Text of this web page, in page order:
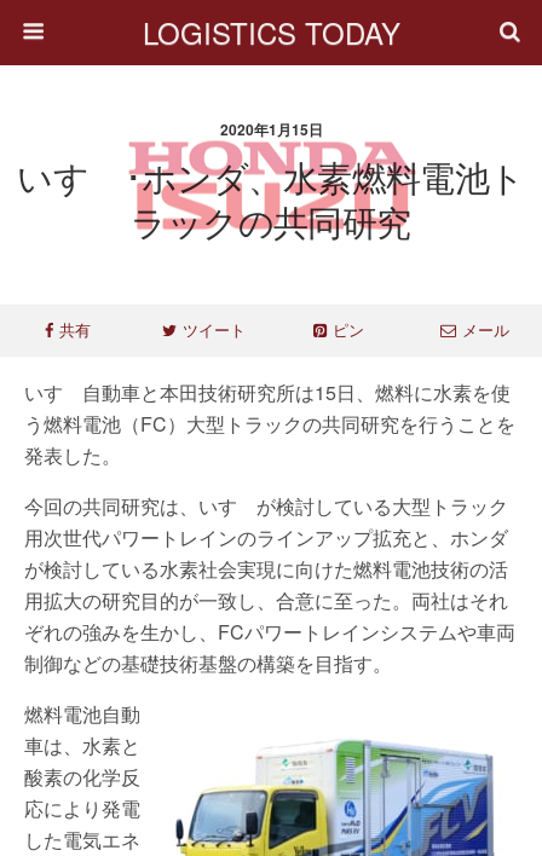
LOGISTICS TODAY
2020年1月15日
いすゞ･ホンダ、水素燃料電池ト
ラックの共同研究
共有 ツイート ピン メール
いすゞ自動車と本田技術研究所は15日、燃料に水素を使
う燃料電池（FC）大型トラックの共同研究を行うことを
発表した。
今回の共同研究は、いすゞが検討している大型トラック
用次世代パワートレインのラインアップ拡充と、ホンダ
が検討している水素社会実現に向けた燃料電池技術の活
用拡大の研究目的が一致し、合意に至った。両社はそれ
ぞれの強みを生かし、FCパワートレインシステムや車両
制御などの基礎技術基盤の構築を目指す。
燃料電池自動
車は、水素と
酸素の化学反
応により発電
した電気エネ